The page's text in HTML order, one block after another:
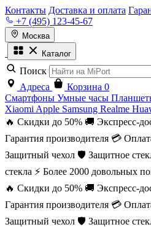
Контакты Доставка и оплата
+7 (495) 123-45-67
Москва
Каталог
Поиск
Адреса Корзина 0
Смартфоны Умные часы
Xiaomi Apple Samsung Realme
🔥 Скидки до 50% 🚚 Экспресс-
Гарантия производителя 💳
Защитный чехол 🛡️ Защитное
стекла ⚡ Более 2000 довольных
🔥 Скидки до 50% 🚚 Экспресс-
Гарантия производителя 💳
Защитный чехол 🛡️ Защитное